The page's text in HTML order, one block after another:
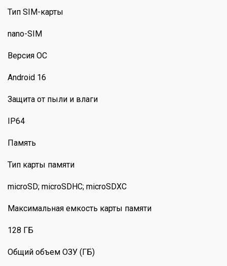
Тип SIM-карты
nano-SIM
Версия ОС
Android 16
Защита от пыли и влаги
IP64
Память
Тип карты памяти
microSD; microSDHC; microSDXC
Максимальная емкость карты памяти
128 ГБ
Общий объем ОЗУ (ГБ)